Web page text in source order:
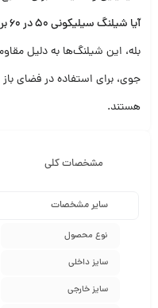
آیا شیلنگ سیلیکونی 50 در 60 برای استفاده در فضای باز مناسب است؟
بله، این شیلنگ‌ها به دلیل
جوی، برای استفاده در فضای
هستند.
مشخصات کلی
سایر مشخصات
نوع محصول
سایز داخلی
سایز خارجی